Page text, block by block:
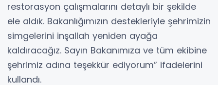
restorasyon çalışmalarını detaylı bir şekilde
ele aldık. Bakanlığımızın destekleriyle şehrimizin
simgelerini inşallah yeniden ayağa
kaldıracağız. Sayın Bakanımıza ve tüm ekibine
şehrimiz adına teşekkür ediyorum” ifadelerini
kullandı.